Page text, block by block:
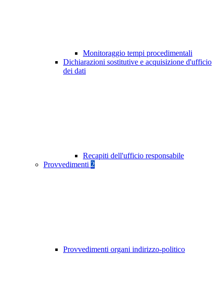
Monitoraggio tempi procedimentali
Dichiarazioni sostitutive e acquisizione d'ufficio
dei dati
Recapiti dell'ufficio responsabile
Provvedimenti 2
Provvedimenti organi indirizzo-politico